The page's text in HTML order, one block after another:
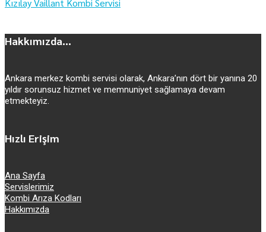
Kızılay Vaillant Kombi Servisi
Hakkımızda...
Ankara merkez kombi servisi olarak, Ankara’nın dört bir yanına 20
yıldır sorunsuz hizmet ve memnuniyet sağlamaya devam
etmekteyiz.
Hızlı Erişim
Ana Sayfa
Servislerimiz
Kombi Arıza Kodları
Hakkımızda